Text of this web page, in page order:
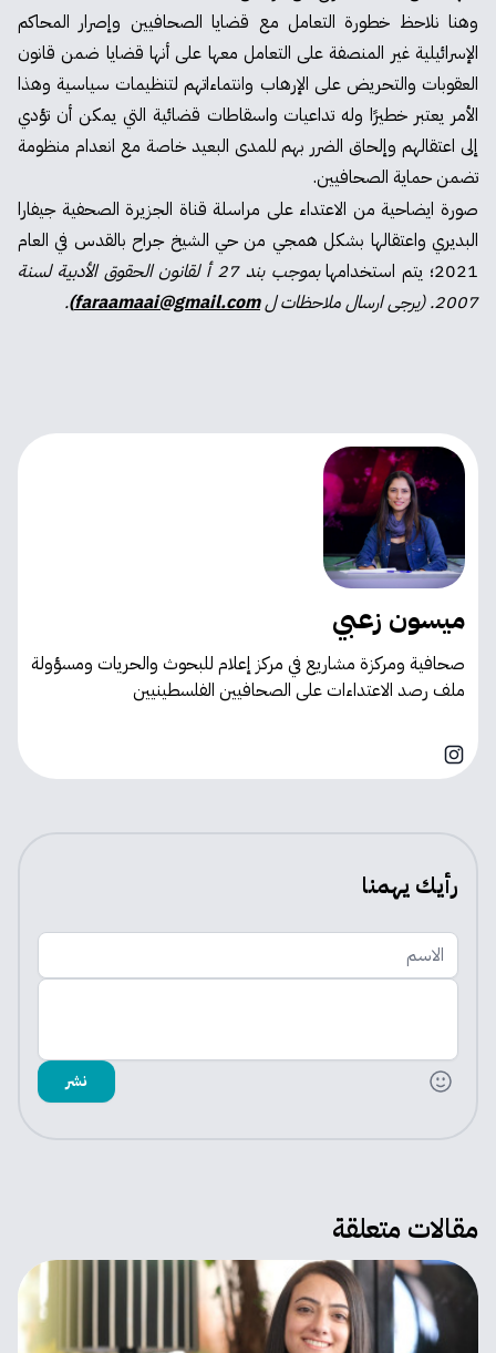
وهنا نلاحظ خطورة التعامل مع قضايا الصحافيين وإصرار المحاكم
الإسرائيلية غير المنصفة على التعامل معها على أنها قضايا ضمن قانون
العقوبات والتحريض على الإرهاب وانتماءاتهم لتنظيمات سياسية وهذا
الأمر يعتبر خطيرًا وله تداعيات واسقاطات قضائية التي يمكن أن تؤدي
إلى اعتقالهم وإلحاق الضرر بهم للمدى البعيد خاصة مع انعدام منظومة
تضمن حماية الصحافيين.
صورة ايضاحية من الاعتداء على مراسلة قناة الجزيرة الصحفية جيفارا
البديري واعتقالها بشكل همجي من حي الشيخ جراح بالقدس في العام
2021؛ يتم استخدامها
بموجب بند 27 أ لقانون الحقوق الأدبية لسنة
2007. (يرجى ارسال ملاحظات ل
faraamaai@gmail.com
)
.
ميسون زعبي
صحافية ومركزة مشاريع في مركز إعلام للبحوث والحريات ومسؤولة
ملف رصد الاعتداءات على الصحافيين الفلسطينيين
Instagram
رأيك يهمنا
الاسم
اضف تعليقك
نشر
مقالات متعلقة